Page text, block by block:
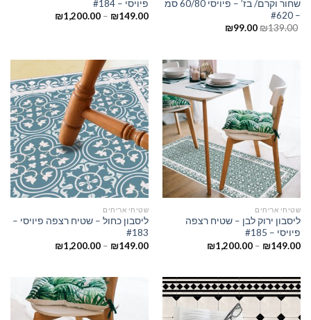
שחור וקרם/ בז’ – פיויסי 60/80 סמ
– #620
₪139.00
₪99.00
פיויסי – #184
₪149.00
–
₪1,200.00
שטיחי אריחים
ליסבון ירוק לבן – שטיח רצפה
פיויסי – #185
₪149.00
–
₪1,200.00
שטיחי אריחים
ליסבון כחול – שטיח רצפה פיויסי –
#183
₪149.00
–
₪1,200.00